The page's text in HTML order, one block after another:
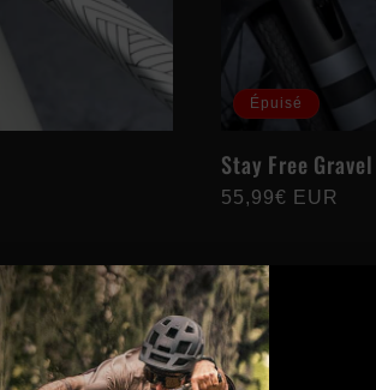
Épuisé
Stay Free Gravel
Prix
55,99€ EUR